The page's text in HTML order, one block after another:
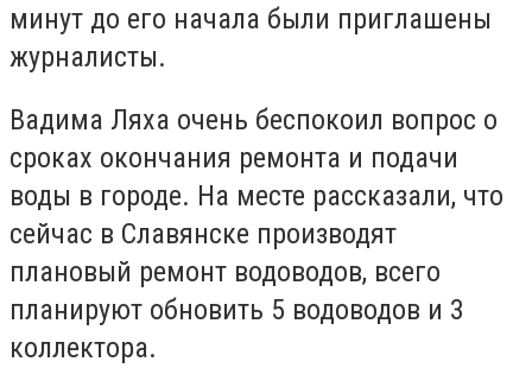
минут до его начала были приглашены
журналисты.
Вадима Ляха очень беспокоил вопрос о
сроках окончания ремонта и подачи
воды в городе. На месте рассказали, что
сейчас в Славянске производят
плановый ремонт водоводов, всего
планируют обновить 5 водоводов и 3
коллектора.